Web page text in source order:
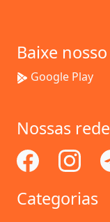
Baixe
Google Play
Nossas
Categorias